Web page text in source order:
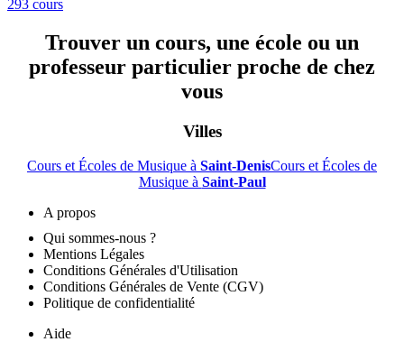
293 cours
Trouver un cours, une école ou un
professeur particulier proche de chez
vous
Villes
Cours et Écoles de Musique à Saint-DenisCours et Écoles de
Musique à Saint-Paul
A propos
Qui sommes-nous ?
Mentions Légales
Conditions Générales d'Utilisation
Conditions Générales de Vente (CGV)
Politique de confidentialité
Aide